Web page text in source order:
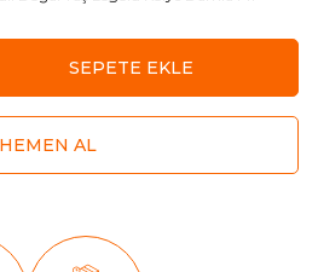
SEPETE EKLE
HEMEN AL